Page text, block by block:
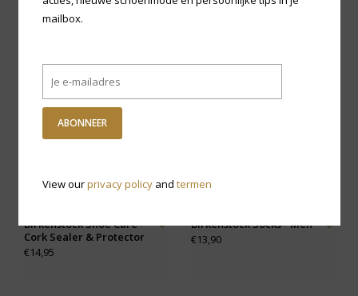
Birkenstock Shoe Care -
Cork Sealer & Protector
€14,95
Birkenstock Socks - Men
€13,90
mailbox.
ABONNEER
View ourprivacy policyand termen